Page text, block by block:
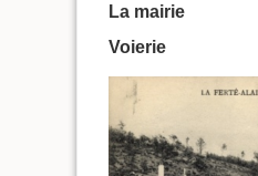
La mairie
Voierie